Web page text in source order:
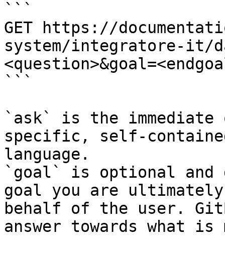
```
GET https://
system/integratore-it/
```
`ask` is the
specific, self-
language.
`goal` is optional and
goal you are
behalf of the user.
answer towards what